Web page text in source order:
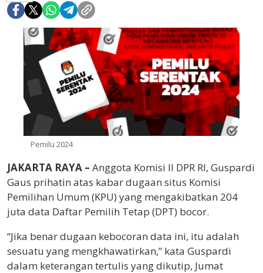
Pemilu 2024
JAKARTA RAYA – Anggota Komisi II DPR RI, Guspardi
Gaus prihatin atas kabar dugaan situs Komisi
Pemilihan Umum (KPU) yang mengakibatkan 204
juta data Daftar Pemilih Tetap (DPT) bocor.
“Jika benar dugaan kebocoran data ini, itu adalah
sesuatu yang mengkhawatirkan,” kata Guspardi
dalam keterangan tertulis yang dikutip, Jumat